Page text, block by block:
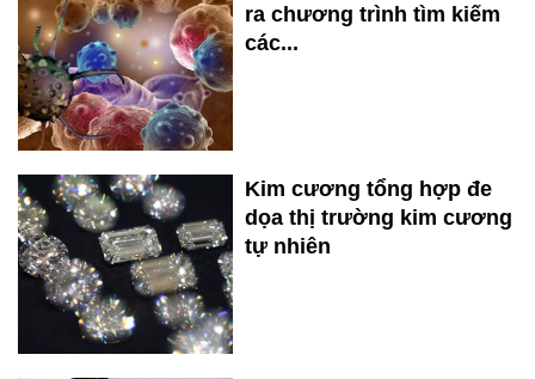
ra chương trình tìm kiếm
các...
Kim cương tổng hợp đe
dọa thị trường kim cương
tự nhiên